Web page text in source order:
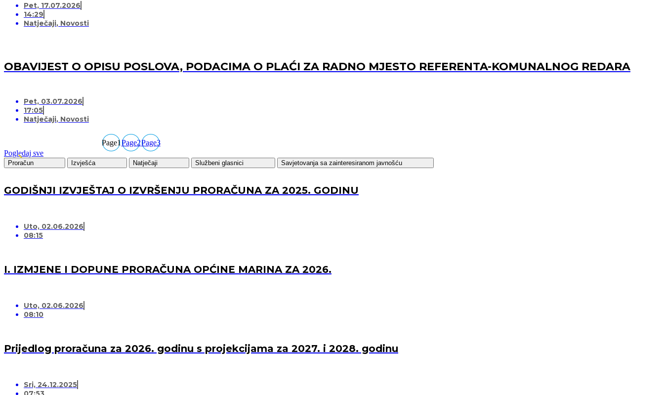
Pet, 17.07.2026
14:29
Natječaji, Novosti
OBAVIJEST O OPISU POSLOVA, PODACIMA O PLAĆI ZA RADNO MJESTO REFERENTA-KOMUNALNOG REDARA
Pet, 03.07.2026
17:05
Natječaji, Novosti
Page1Page2Page3
Pogledaj sve
Proračun Izvješća Natječaji Službeni glasnici Savjetovanja sa zainteresiranom javnošću
GODIŠNJI IZVJEŠTAJ O IZVRŠENJU PRORAČUNA ZA 2025. GODINU
Uto, 02.06.2026
08:15
I. IZMJENE I DOPUNE PRORAČUNA OPĆINE MARINA ZA 2026.
Uto, 02.06.2026
08:10
Prijedlog proračuna za 2026. godinu s projekcijama za 2027. i 2028. godinu
Sri, 24.12.2025